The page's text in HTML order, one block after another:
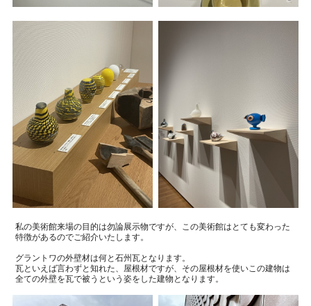
私の美術館来場の目的は勿論展示物ですが、この美術館はとても変わった
特徴があるのでご紹介いたします。
グラントワの外壁材は何と石州瓦となります。
瓦といえば言わずと知れた、屋根材ですが、その屋根材を使いこの建物は
全ての外壁を瓦で被うという姿をした建物となります。